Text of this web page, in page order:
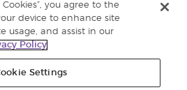
AJ Groningen
Europe Ltd.:
9000
you agree to the
device to enhance site
usage, and assist in our
Policy
Settings